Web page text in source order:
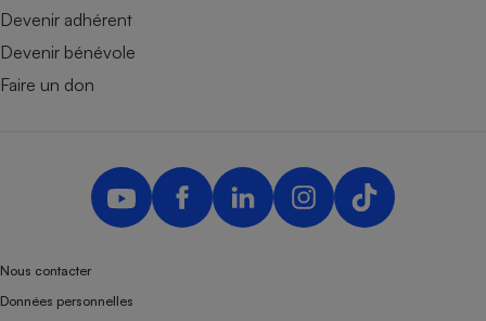
Devenir adhérent
Devenir bénévole
Faire un don
Nous contacter
Données personnelles